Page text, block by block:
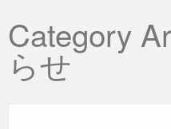
参加する
私たちの活動
Category
らせ